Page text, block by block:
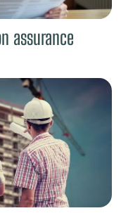
assurance